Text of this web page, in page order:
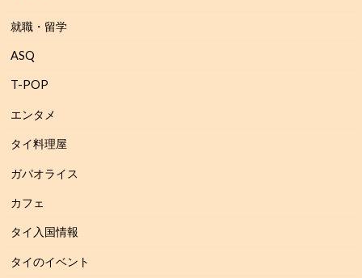
就職・留学
ASQ
T-POP
エンタメ
タイ料理屋
ガパオライス
カフェ
タイ入国情報
タイのイベント